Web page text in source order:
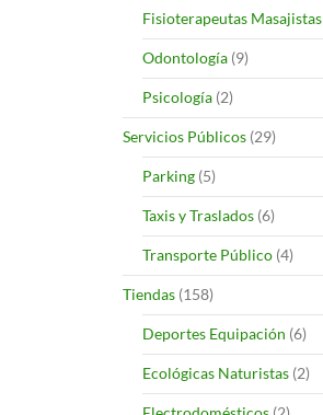
Fisioterapeutas Masajistas
Odontología (9)
Psicología (2)
Servicios Públicos (29)
Parking (5)
Taxis y Traslados (6)
Transporte Público (4)
Tiendas (158)
Deportes Equipación (6)
Ecológicas Naturistas (2)